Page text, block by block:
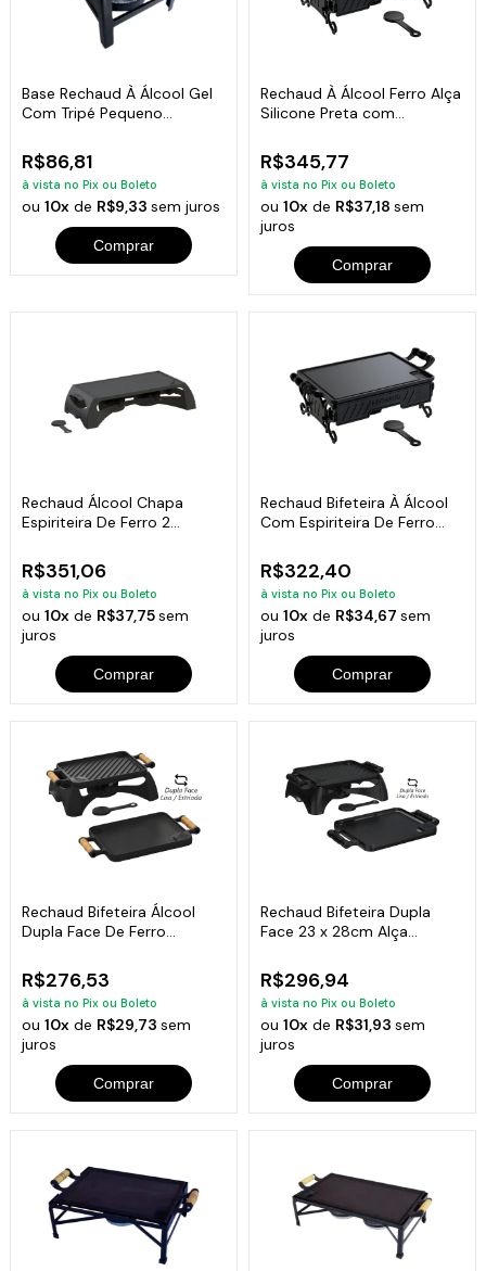
Base Rechaud À Álcool Gel
Com Tripé Pequeno
R$86,81
à vista no Pix ou Boleto
ou10x de R$9,33sem juros
Comprar
Rechaud À Álcool Ferro Alça
Silicone Preta com
R$345,77
à vista no Pix ou Boleto
ou 10xde R$37,18 sem
juros
Comprar
Rechaud Álcool Chapa
Espiriteira De Ferro 2
R$351,06
à vista no Pix ou Boleto
ou10x de R$37,75sem
juros
Comprar
Rechaud Bifeteira À Álcool
Com Espiriteira De Ferro
R$322,40
à vista no Pix ou Boleto
ou 10xde R$34,67 sem
juros
Comprar
Rechaud Bifeteira Álcool
Dupla Face De Ferro
R$276,53
à vista no Pix ou Boleto
ou10x de R$29,73sem
juros
Comprar
Rechaud Bifeteira Dupla
Face 23 x 28cm Alça
R$296,94
à vista no Pix ou Boleto
ou 10xde R$31,93 sem
juros
Comprar